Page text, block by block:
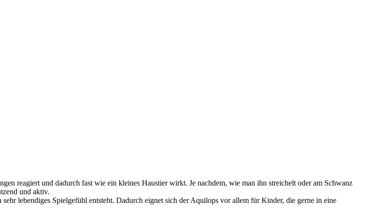
reagiert und dadurch fast wie ein kleines Haustier wirkt. Je nachdem, wie man ihn streichelt oder am Schwanz
und aktiv.
lebendiges Spielgefühl entsteht. Dadurch eignet sich der Aquilops vor allem für Kinder, die gerne in eine